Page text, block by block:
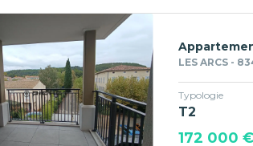
LES ARCS -
Typologie
T2
172 000 €